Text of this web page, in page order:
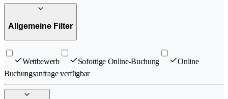
Allgemeine Filter
Wettbewerb Sofortige Online-Buchung
Online
Buchungsanfrage verfügbar